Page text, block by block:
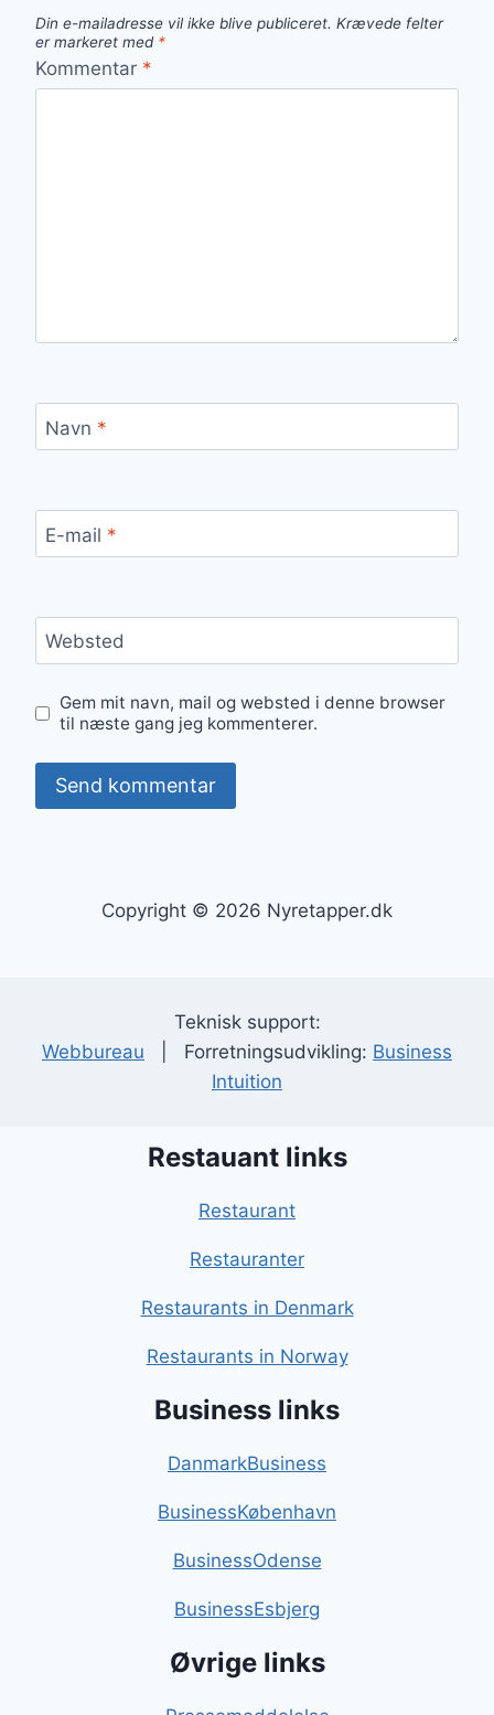
Din e-mailadresse vil ikke blive publiceret. Krævede felter
er markeret med *
Kommentar *
Navn *
E-mail *
Websted
Gem mit navn, mail og websted i denne browser
til næste gang jeg kommenterer.
Copyright © 2026 Nyretapper.dk
Teknisk support:
Webbureau | Forretningsudvikling: Business
Intuition
Restauant links
Restaurant
Restauranter
Restaurants in Denmark
Restaurants in Norway
Business links
DanmarkBusiness
BusinessKøbenhavn
BusinessOdense
BusinessEsbjerg
Øvrige links